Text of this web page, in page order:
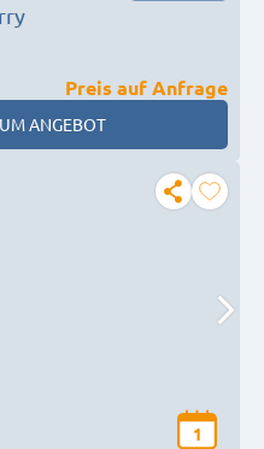
Preis auf Anfrage
ANGEBOT
1